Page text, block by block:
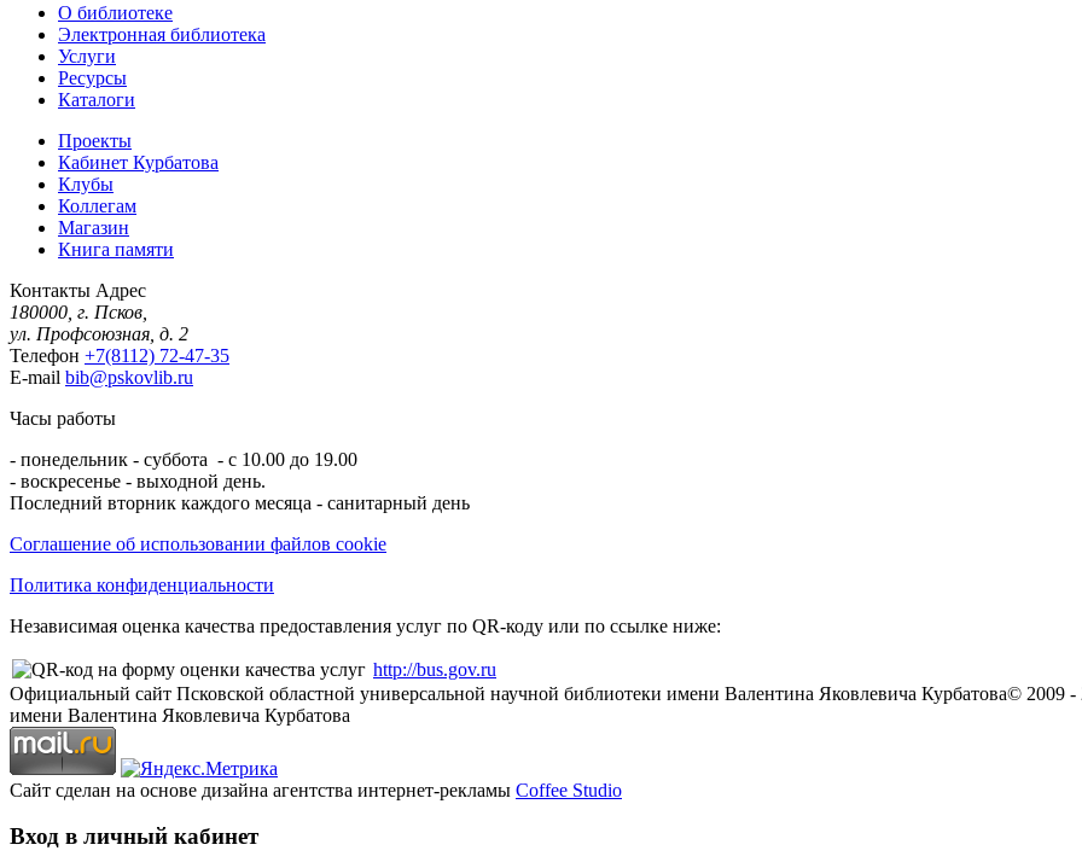
О библиотеке
Электронная библиотека
Услуги
Ресурсы
Каталоги
Проекты
Кабинет Курбатова
Клубы
Коллегам
Магазин
Книга памяти
Контакты Адрес
180000, г. Псков,
ул. Профсоюзная, д. 2
Телефон +7(8112) 72-47-35
E-mail bib@pskovlib.ru
Часы работы
- понедельник - суббота - с 10.00 до 19.00
- воскресенье - выходной день.
Последний вторник каждого месяца - санитарный день
Соглашение об использовании файлов cookie
Политика конфиденциальности
Независимая оценка качества предоставления услуг по QR-коду или по ссылке ниже:
http://bus.gov.ru
Официальный сайт Псковской областной универсальной научной библиотеки имени Валентина Яковлевича Курбатова© 2009 -
имени Валентина Яковлевича Курбатова
Сайт сделан на основе дизайна агентства интернет-рекламы Coffee Studio
Вход в личный кабинет